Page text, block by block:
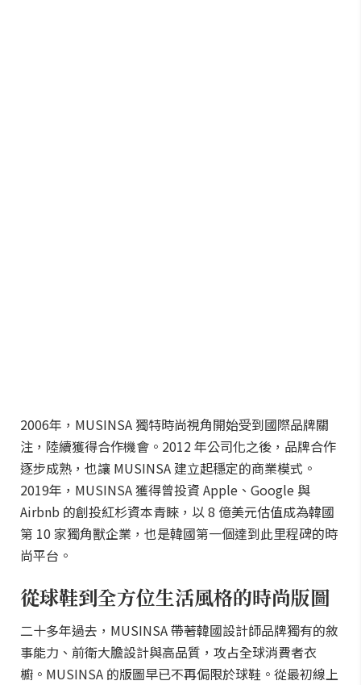
2006年，MUSINSA 獨特時尚視角開始受到國際品牌關
注，陸續獲得合作機會。2012 年公司化之後，品牌合作
逐步成熟，也讓 MUSINSA 建立起穩定的商業模式。
2019年，MUSINSA 獲得曾投資 Apple、Google 與
Airbnb 的創投紅杉資本青睞，以 8 億美元估值成為韓國
第 10 家獨角獸企業，也是韓國第一個達到此里程碑的時
尚平台。
從球鞋到全方位生活風格的時尚版圖
二十多年過去，MUSINSA 帶著韓國設計師品牌獨有的敘
事能力、前衛大膽設計與高品質，攻占全球消費者衣
櫥。MUSINSA 的版圖早已不再侷限於球鞋。從最初線上